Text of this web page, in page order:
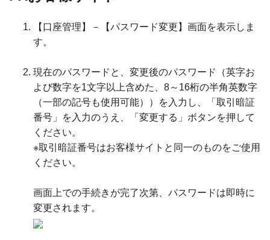
【口座管理】－【パスワード変更】画面を表示しま
す。
現在のパスワードと、変更後のパスワード（英字お
よび数字を1文字以上含めた、8～16桁の半角英数字
（一部の記号も使用可能））を入力し、「取引暗証
番号」を入力のうえ、「変更する」ボタンを押して
ください。
※取引暗証番号はお客様サイトと同一のものをご使用
ください。
画面上での手続きが完了次第、パスワードは即時に
変更されます。